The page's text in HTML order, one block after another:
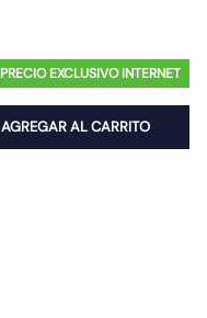
PRECIO EXCLUSIVO INTERNET
AGREGAR AL CARRITO